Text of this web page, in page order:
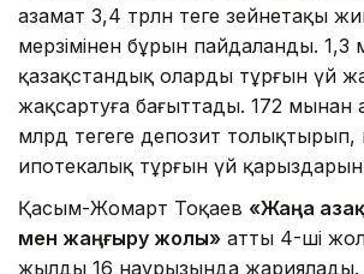
азамат 3,4 трлн теңге зейнетақы
мерзімінен бұрын пайдаланды. 1,3
қазақстандық оларды тұрғын үй
жақсартуға бағыттады. 172
млрд теңгеге депозит толықтырып,
ипотекалық тұрғын үй қарыздарын
Қасым-Жомарт Тоқаев «Жаңа
мен жаңғыру жолы» атты 4-ші
жылдың 16 наурызында жариялады.